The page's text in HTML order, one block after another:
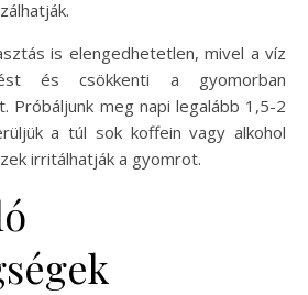
is elengedhetetlen, mivel a víz
és csökkenti a gyomorban
Próbáljunk meg napi legalább 1,5-2
a túl sok koffein vagy alkohol
irritálhatják a gyomrot.